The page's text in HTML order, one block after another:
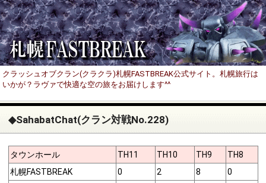
クラッシュオブクラン(クラクラ)札幌FASTBREAK公式サイト。札幌旅行は
いかが？ラヴァで快適な空の旅をお届けします^^
◆SahabatChat(クラン対戦No.228)
タウンホール TH11 TH10 TH9
TH8
札幌FASTBREAK
0 2 8
0